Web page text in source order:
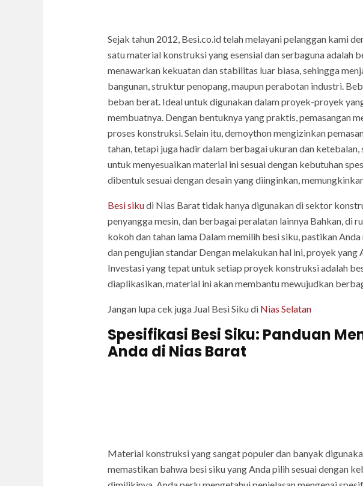
Sejak tahun 2012, Besi.co.id telah melayani pelanggan kami
satu material konstruksi yang esensial dan serbaguna adalah
menawarkan kekuatan dan stabilitas luar biasa, sehingga
bangunan, struktur penopang, maupun perabotan industri.
beban berat. Ideal untuk digunakan dalam proyek-proyek
membuatnya. Dengan bentuknya yang praktis, pemasangan
proses konstruksi. Selain itu, demoython mengizinkan
tahan, tetapi juga hadir dalam berbagai ukuran dan
untuk menyesuaikan material ini sesuai dengan kebutuhan
dibentuk sesuai dengan desain yang diinginkan,
Besi sikudi Nias Barat tidak hanya digunakan di sektor
penyangga mesin, dan berbagai peralatan lainnya Bahkan, di
kokoh dan tahan lama Dalam memilih besi siku, pastikan
dan pengujian standar Dengan melakukan hal ini, proyek
Investasi yang tepat untuk setiap proyek konstruksi adalah
diaplikasikan, material ini akan membantu mewujudkan
Jangan lupa cek juga Jual Besi Siku di Nias Selatan
Spesifikasi Besi Siku: Panduan
Anda di Nias Barat
Material konstruksi yang sangat populer dan banyak
memastikan bahwa besi siku yang Anda pilih sesuai dengan